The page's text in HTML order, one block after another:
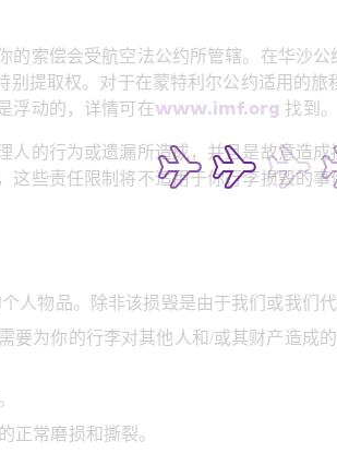
的索偿会受航空法公约所管辖。在华沙
提取权。对于在蒙特利尔公约适用的
浮动的，详情可在www.imf.org 找到。
人的行为或遗漏所造成，并且是故意造
这些责任限制将不适用于你行李损毁的事
人物品。除非该损毁是由于我们或我们代
要为你的行李对其他人和/或其财产造
正常磨损和撕裂。